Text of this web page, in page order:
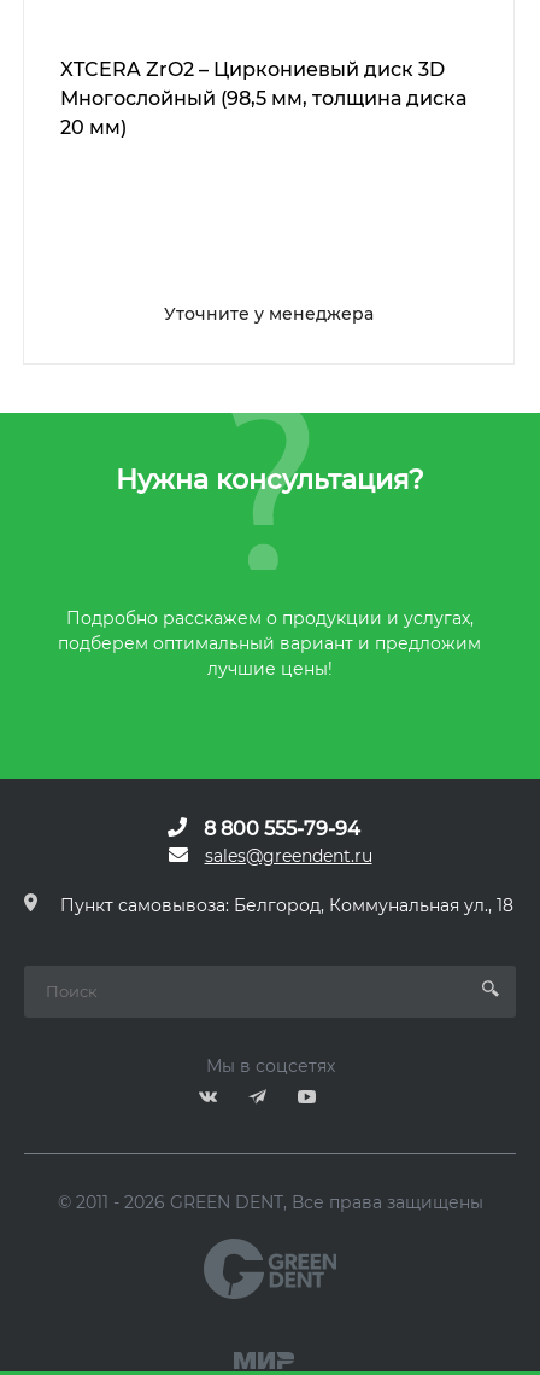
XTCERA ZrO2 – Циркониевый диск 3D
Многослойный (98,5 мм, толщина диска
20 мм)
Уточните у менеджера
Нужна консультация?
Подробно расскажем о продукции и услугах,
подберем оптимальный вариант и предложим
лучшие цены!
8 800 555-79-94
sales@greendent.ru
Пункт самовывоза: Белгород, Коммунальная ул., 18
Мы в соцсетях
© 2011 - 2026 GREEN DENT, Все права защищены